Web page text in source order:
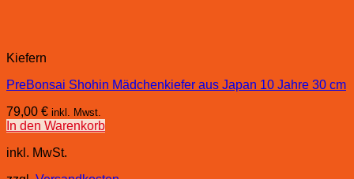
Kiefern
PreBonsai Shohin Mädchenkiefer aus Japan 10 Jahre 30 cm
79,00 € inkl. Mwst.
In den Warenkorb
inkl. MwSt.